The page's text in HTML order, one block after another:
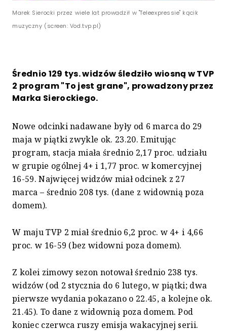
Marek Sierocki przez wiele lat prowadził w "Teleexpressie" kącik
muzyczny (screen: Vod.tvp.pl)
Średnio 129 tys. widzów śledziło wiosną w TVP
2 program "To jest grane", prowadzony przez
Marka Sierockiego.
Nowe odcinki nadawane były od 6 marca do 29
maja w piątki zwykle ok. 23.20. Emitując
program, stacja miała średnio 2,17 proc. udziału
w grupie ogólnej 4+ i 1,77 proc. w komercyjnej
16-59. Najwięcej widzów miał odcinek z 27
marca – średnio 208 tys. (dane z widownią poza
domem).
W maju TVP 2 miał średnio 6,2 proc. w 4+ i 4,66
proc. w 16-59 (bez widowni poza domem).
Z kolei zimowy sezon notował średnio 238 tys.
widzów (od 2 stycznia do 6 lutego, w piątki; dwa
pierwsze wydania pokazano o 22.45, a kolejne ok.
21.45). To dane z widownią poza domem. Pod
koniec czerwca ruszy emisja wakacyjnej serii.